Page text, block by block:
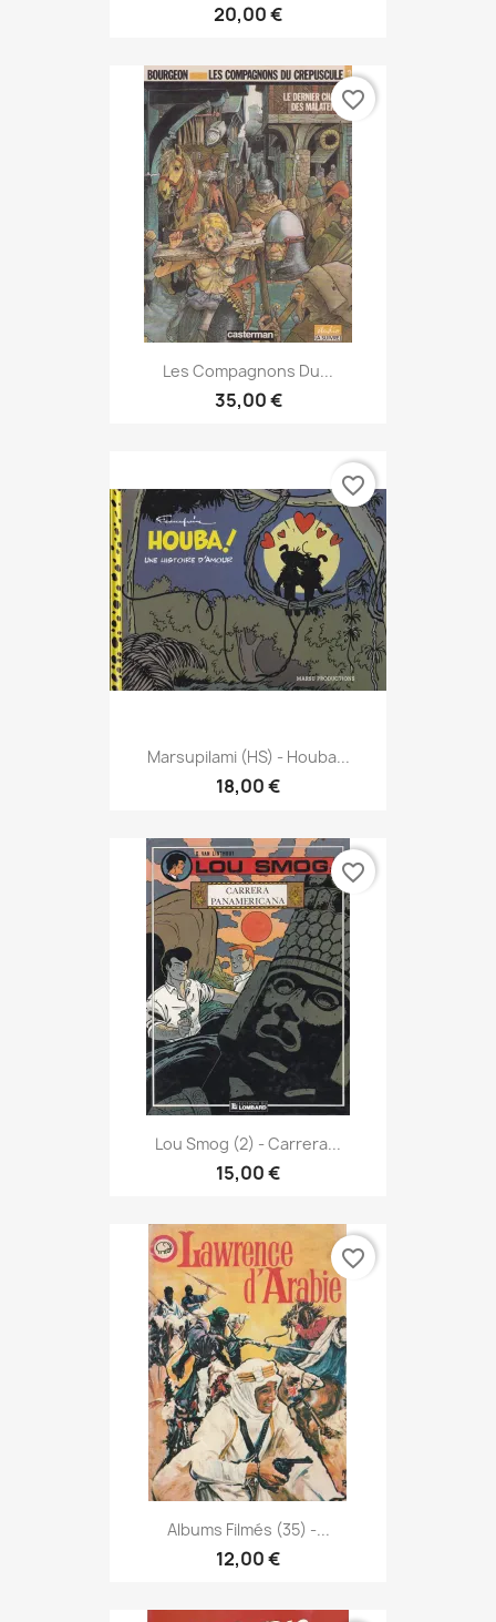
20,00 €
Les Compagnons Du...
35,00 €
favorite_border
Marsupilami (HS) - Houba...
18,00 €
favorite_border
Lou Smog (2) - Carrera...
15,00 €
favorite_border
Albums Filmés (35) -...
12,00 €
favorite_border